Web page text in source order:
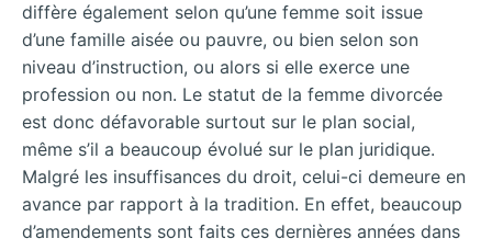
diffère également selon qu’une femme soit issue
d’une famille aisée ou pauvre, ou bien selon son
niveau d’instruction, ou alors si elle exerce une
profession ou non. Le statut de la femme divorcée
est donc défavorable surtout sur le plan social,
même s’il a beaucoup évolué sur le plan juridique.
Malgré les insuffisances du droit, celui-ci demeure en
avance par rapport à la tradition. En effet, beaucoup
d’amendements sont faits ces dernières années dans